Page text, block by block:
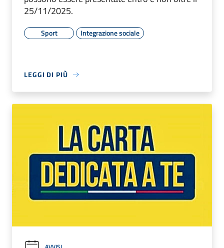
25/11/2025.
Sport Integrazione sociale
LEGGI DI PIÙ